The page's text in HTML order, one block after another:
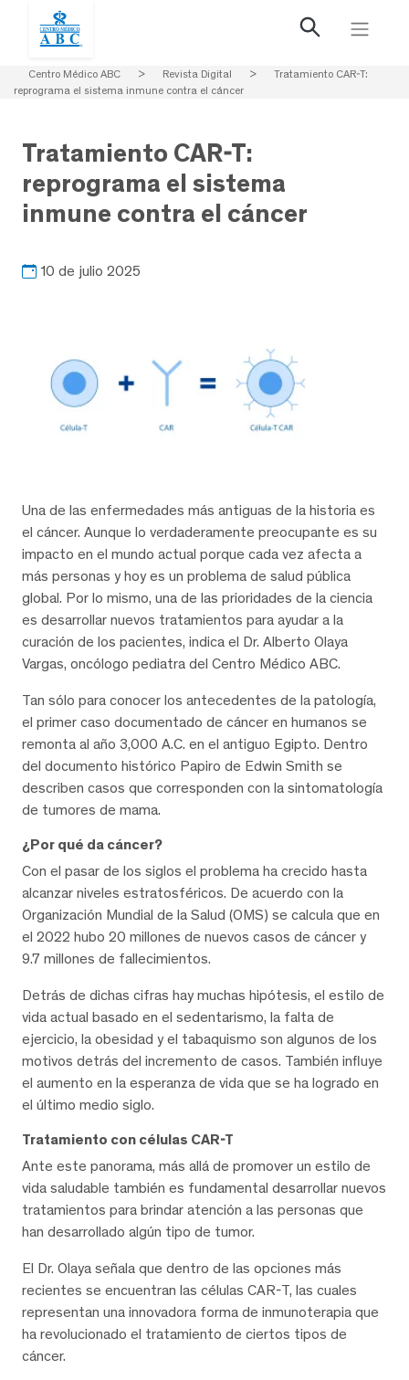
Centro Médico ABC > Revista Digital >
Tratamiento CAR-T:
reprograma el sistema inmune contra el cáncer
Tratamiento CAR-T:
reprograma el sistema
inmune contra el cáncer
10 de julio 2025
Una de las enfermedades más antiguas de la historia es
el cáncer. Aunque lo verdaderamente preocupante es su
impacto en el mundo actual porque cada vez afecta a
más personas y hoy es un problema de salud pública
global. Por lo mismo, una de las prioridades de la ciencia
es desarrollar nuevos tratamientos para ayudar a la
curación de los pacientes, indica el Dr. Alberto Olaya
Vargas, oncólogo pediatra del Centro Médico ABC.
Tan sólo para conocer los antecedentes de la patología,
el primer caso documentado de cáncer en humanos se
remonta al año 3,000 A.C. en el antiguo Egipto. Dentro
del documento histórico Papiro de Edwin Smith se
describen casos que corresponden con la sintomatología
de tumores de mama.
¿Por qué da cáncer?
Con el pasar de los siglos el problema ha crecido hasta
alcanzar niveles estratosféricos. De acuerdo con la
Organización Mundial de la Salud (OMS) se calcula que en
el 2022 hubo 20 millones de nuevos casos de cáncer y
9.7 millones de fallecimientos.
Detrás de dichas cifras hay muchas hipótesis, el estilo de
vida actual basado en el sedentarismo, la falta de
ejercicio, la obesidad y el tabaquismo son algunos de los
motivos detrás del incremento de casos. También influye
el aumento en la esperanza de vida que se ha logrado en
el último medio siglo.
Tratamiento con células CAR-T
Ante este panorama, más allá de promover un estilo de
vida saludable también es fundamental desarrollar nuevos
tratamientos para brindar atención a las personas que
han desarrollado algún tipo de tumor.
El Dr. Olaya señala que dentro de las opciones más
recientes se encuentran las células CAR-T, las cuales
representan una innovadora forma de inmunoterapia que
ha revolucionado el tratamiento de ciertos tipos de
cáncer.